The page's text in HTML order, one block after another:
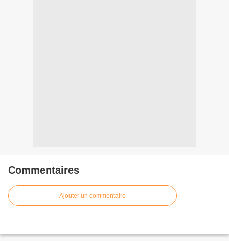
Commentaires
Ajouter un commentaire